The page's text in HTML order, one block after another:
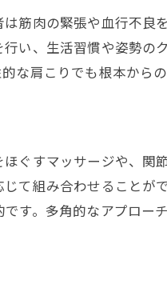
分け方
コツ
注意点
び方
筋肉の緊張や血行不良
い、生活習慣や姿勢の
な肩こりでも根本からの
ぐすマッサージや、関
て組み合わせることが
す。多角的なアプロー